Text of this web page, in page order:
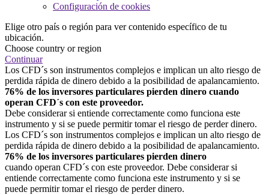
Configuración de cookies
Elige otro país o región para ver contenido específico de tu
ubicación.
Choose country or region
Continuar
Los CFD´s son instrumentos complejos e implican un alto riesgo de
perdida rápida de dinero debido a la posibilidad de apalancamiento.
76% de los inversores particulares pierden dinero cuando
operan CFD´s con este proveedor.
Debe considerar si entiende correctamente como funciona este
instrumento y si se puede permitir tomar el riesgo de perder dinero.
Los CFD´s son instrumentos complejos e implican un alto riesgo de
perdida rápida de dinero debido a la posibilidad de apalancamiento.
76% de los inversores particulares pierden dinero
cuando operan CFD´s con este proveedor. Debe considerar si
entiende correctamente como funciona este instrumento y si se
puede permitir tomar el riesgo de perder dinero.